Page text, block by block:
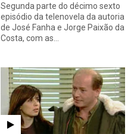
Segunda parte do décimo sexto
episódio da telenovela da autoria
de José Fanha e Jorge Paixão da
Costa, com as…